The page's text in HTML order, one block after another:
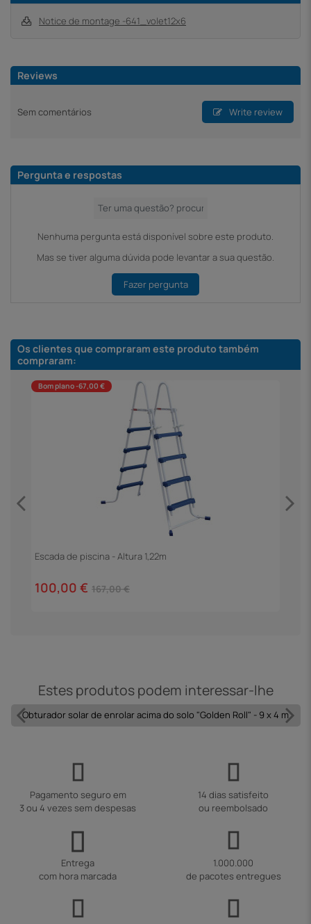
Notice de montage -641_volet12x6
Reviews
Sem comentários Write review
Pergunta e respostas
Nenhuma pergunta está disponível sobre este produto.
Mas se tiver alguma dúvida pode levantar a sua questão.
Fazer pergunta
Os clientes que compraram este produto também
compraram:
Bom plano -67,00 €
Escada de piscina - Altura 1,22m
100,00 € 167,00 €
Estes produtos podem interessar-lhe
Obturador solar de enrolar acima do solo "Golden Roll" - 9 x 4 m
Pagamento seguro em
3 ou 4 vezes sem despesas
14 dias satisfeito
ou reembolsado
Entrega
com hora marcada
1.000.000
de pacotes entregues